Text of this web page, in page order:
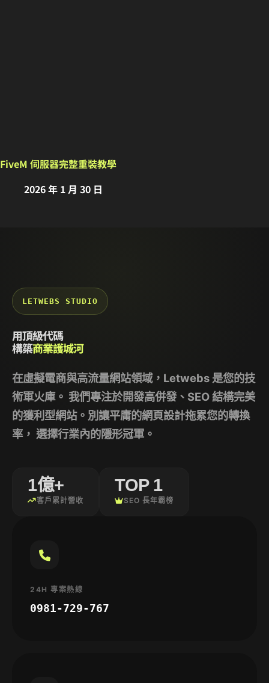
FiveM 伺服器完整重裝教學
2026 年 1 月 30 日
LETWEBS STUDIO
用頂級代碼
構築商業護城河
在虛擬電商與高流量網站領域， Letwebs 是您的技
術軍火庫。 我們專注於開發高併發、SEO 結構完美
的獲利型網站。別讓平庸的網頁設計拖累您的轉換
率， 選擇行業內的隱形冠軍。
1億+
客戶累計營收
TOP 1
SEO 長年霸榜
24H 專案熱線
0981-729-767